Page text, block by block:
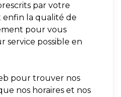
par votre
la qualité de
pour vous
service possible en
pour trouver nos
nos horaires et nos